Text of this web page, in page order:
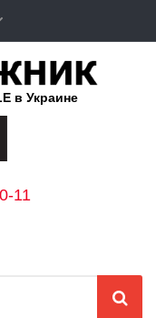
в Украине
11